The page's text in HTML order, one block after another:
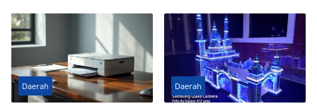
Daerah Daerah